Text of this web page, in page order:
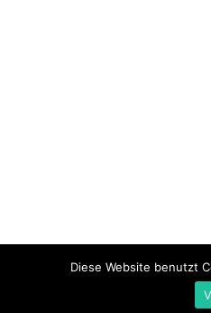
Diese Website benutzt